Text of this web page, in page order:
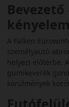
A Falken
személyautó-
helyezi előtérbe.
gumikeverék
körülmények